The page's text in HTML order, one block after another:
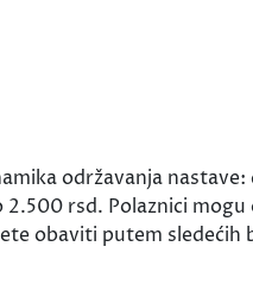
održavanja
rsd. Polaznici
obaviti putem